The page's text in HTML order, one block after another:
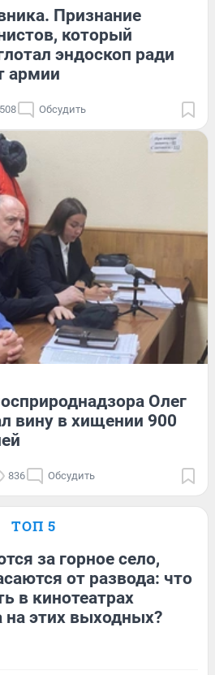
Признание
который
эндоскоп ради
армии
508 Обсудить
Олег
вину в хищении 900
836 Обсудить
ТОП 5
за горное село,
от развода: что
в кинотеатрах
на этих выходных?